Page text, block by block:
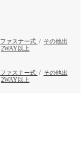
ファスナー式 / その他出
2WAY以上
ファスナー式 / その他出
2WAY以上